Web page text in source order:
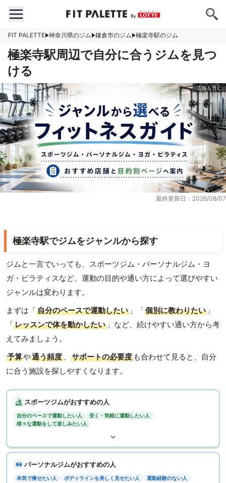
FIT PALETTE 神奈川県のジム 鎌倉市のジム 極楽寺駅のジム
極楽寺駅周辺で自分に合うジムを見つ
ける
最終更新日：2026/08/07
極楽寺駅でジムをジャンルから探す
ジムと一言でいっても、スポーツジム・パーソナルジム・ヨ
ガ・ピラティスなど、運動の目的や通い方によって選びやすい
ジャンルは変わります。
まずは「自分のペースで運動したい 」「個別に教わりたい 」
「レッスンで体を動かしたい 」など、続けやすい通い方から考
えてみましょう。
予算や通う頻度 、 サポートの必要度 も合わせて見ると、自分
に合う施設を探しやすくなります。
スポーツジムがおすすめの人
自分のペースで運動したい人
安く・気軽に運動したい人
様々な運動をして楽しみたい人
パーソナルジムがおすすめの人
本気で痩せたい人 ボディラインを美しく見せたい人 運動経験のない人